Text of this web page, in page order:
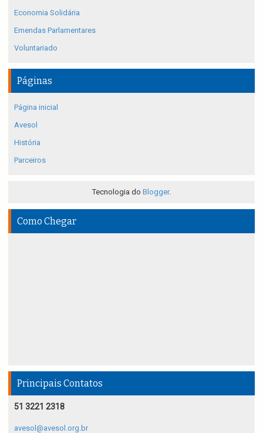
Economia Solidária
Emendas Parlamentares
Voluntariado
Páginas
Página inicial
Avesol
História
Parceiros
Tecnologia do Blogger.
Como Chegar
Principais Contatos
51 3221 2318
avesol@avesol.org.br